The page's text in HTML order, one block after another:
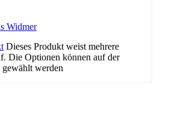
Widmer
Dieses Produkt weist mehrere
Die Optionen können auf der
gewählt werden